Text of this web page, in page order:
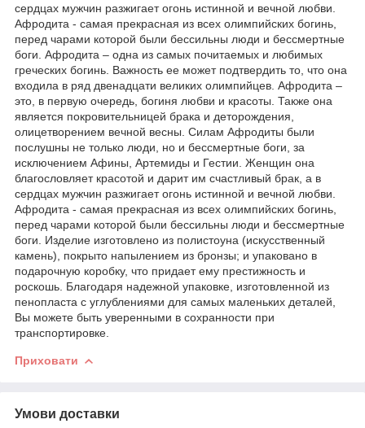
сердцах мужчин разжигает огонь истинной и вечной любви.
Афродита - самая прекрасная из всех олимпийских богинь,
перед чарами которой были бессильны люди и бессмертные
боги. Афродита – одна из самых почитаемых и любимых
греческих богинь. Важность ее может подтвердить то, что она
входила в ряд двенадцати великих олимпийцев. Афродита –
это, в первую очередь, богиня любви и красоты. Также она
является покровительницей брака и деторождения,
олицетворением вечной весны. Силам Афродиты были
послушны не только люди, но и бессмертные боги, за
исключением Афины, Артемиды и Гестии. Женщин она
благословляет красотой и дарит им счастливый брак, а в
сердцах мужчин разжигает огонь истинной и вечной любви.
Афродита - самая прекрасная из всех олимпийских богинь,
перед чарами которой были бессильны люди и бессмертные
боги. Изделие изготовлено из полистоуна (искусственный
камень), покрыто напылением из бронзы; и упаковано в
подарочную коробку, что придает ему престижность и
роскошь. Благодаря надежной упаковке, изготовленной из
пенопласта с углублениями для самых маленьких деталей,
Вы можете быть уверенными в сохранности при
транспортировке.
Приховати
Умови доставки